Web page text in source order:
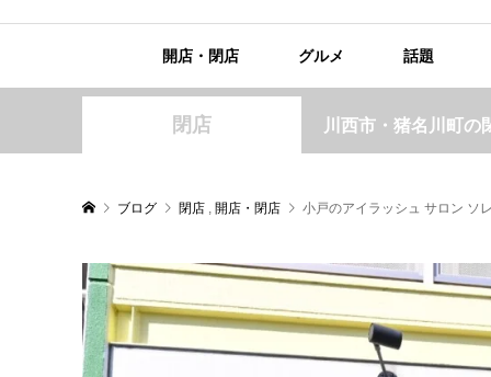
開店・閉店 グルメ 話題
閉店 川西市・猪名川町の
ブログ 閉店 , 開店・閉店 小戸のアイラッシュ サロン ソ